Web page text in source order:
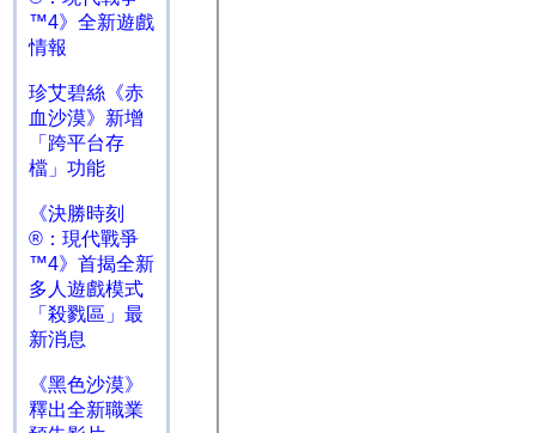
™4》全新遊戲
情報
珍艾碧絲《赤
血沙漠》新增
「跨平台存
檔」功能
《決勝時刻
®：現代戰爭
™4》首揭全新
多人遊戲模式
「殺戮區」最
新消息
《黑色沙漠》
釋出全新職業